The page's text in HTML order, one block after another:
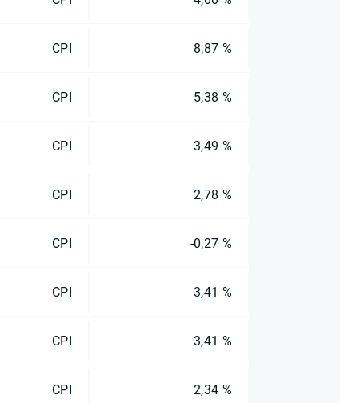
CPI 8,87 %
CPI 5,38 %
CPI 3,49 %
CPI 2,78 %
CPI -0,27 %
CPI 3,41 %
CPI 3,41 %
CPI 2,34 %